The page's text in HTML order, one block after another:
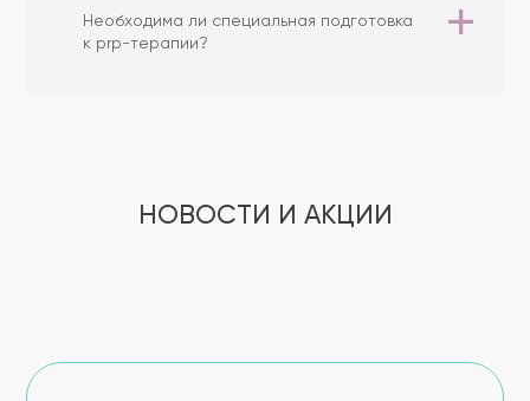
Необходима ли специальная подготовка
к prp-терапии?
НОВОСТИ И АКЦИИ